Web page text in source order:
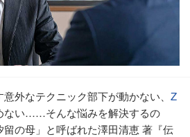
外なテクニック部下が動かない、 Z
ない……そんな悩みを解決するの
の母」と呼ばれた澤田清恵 著『伝